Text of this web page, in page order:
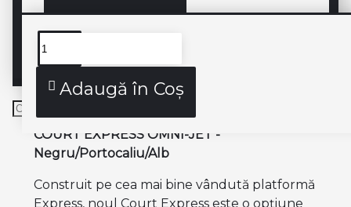
Adaugă în Coş
Descriere produs
COURT EXPRESS OMNI-JET -
Negru/Portocaliu/Alb
Construit pe cea mai bine vândută platformă
Express, noul Court Express este o opțiune